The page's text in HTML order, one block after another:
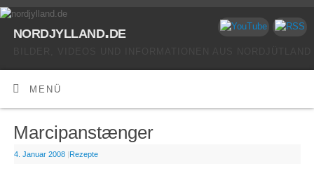
nordjylland.de
MENÜ
Marcipanstænger
4. Januar 2008 |Rezepte